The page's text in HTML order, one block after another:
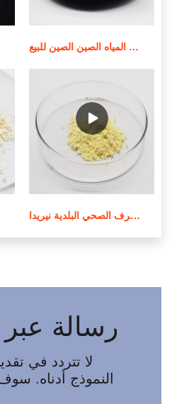
أفضل المبيعات الكيميائية لمعالجة المياه الصين الصين للبيع
محطة معالجة مياه الصرف الصحي البلدية نيريدا epe في الأردن
رسالة عبر
لا تتردد في
النموذج أدناه.